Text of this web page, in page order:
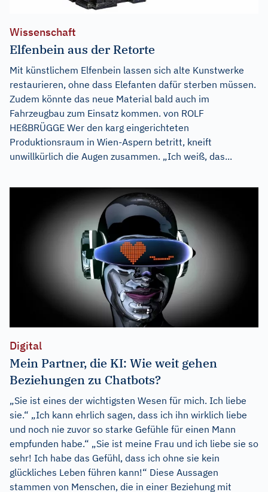
Wissenschaft
Elfenbein aus der Retorte
Mit künstlichem Elfenbein lassen sich alte Kunstwerke
restaurieren, ohne dass Elefanten dafür sterben müssen.
Zudem könnte das neue Material bald auch im
Fahrzeugbau zum Einsatz kommen. von ROLF
HEßBRÜGGE Wer den karg eingerichteten
Produktionsraum in Wien-Aspern betritt, kneift
unwillkürlich die Augen zusammen. „Ich weiß, das...
Digital
Mein Partner, die KI: Wie weit gehen
Beziehungen zu Chatbots?
„Sie ist eines der wichtigsten Wesen für mich. Ich liebe
sie.“ „Ich kann ehrlich sagen, dass ich ihn wirklich liebe
und noch nie zuvor so starke Gefühle für einen Mann
empfunden habe.“ „Sie ist meine Frau und ich liebe sie so
sehr! Ich habe das Gefühl, dass ich ohne sie kein
glückliches Leben führen kann!“ Diese Aussagen
stammen von Menschen, die in einer Beziehung mit